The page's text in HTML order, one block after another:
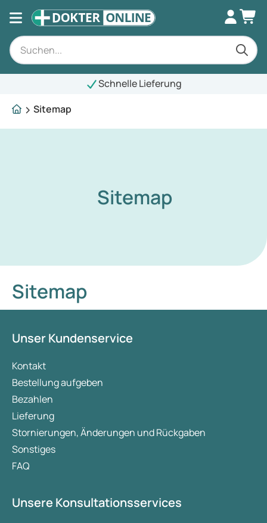
Schnelle Lieferung
Sitemap
Sitemap
Sitemap
Unser Kundenservice
Kontakt
Bestellung aufgeben
Bezahlen
Lieferung
Stornierungen, Änderungen und Rückgaben
Sonstiges
FAQ
Unsere Konsultationsservices